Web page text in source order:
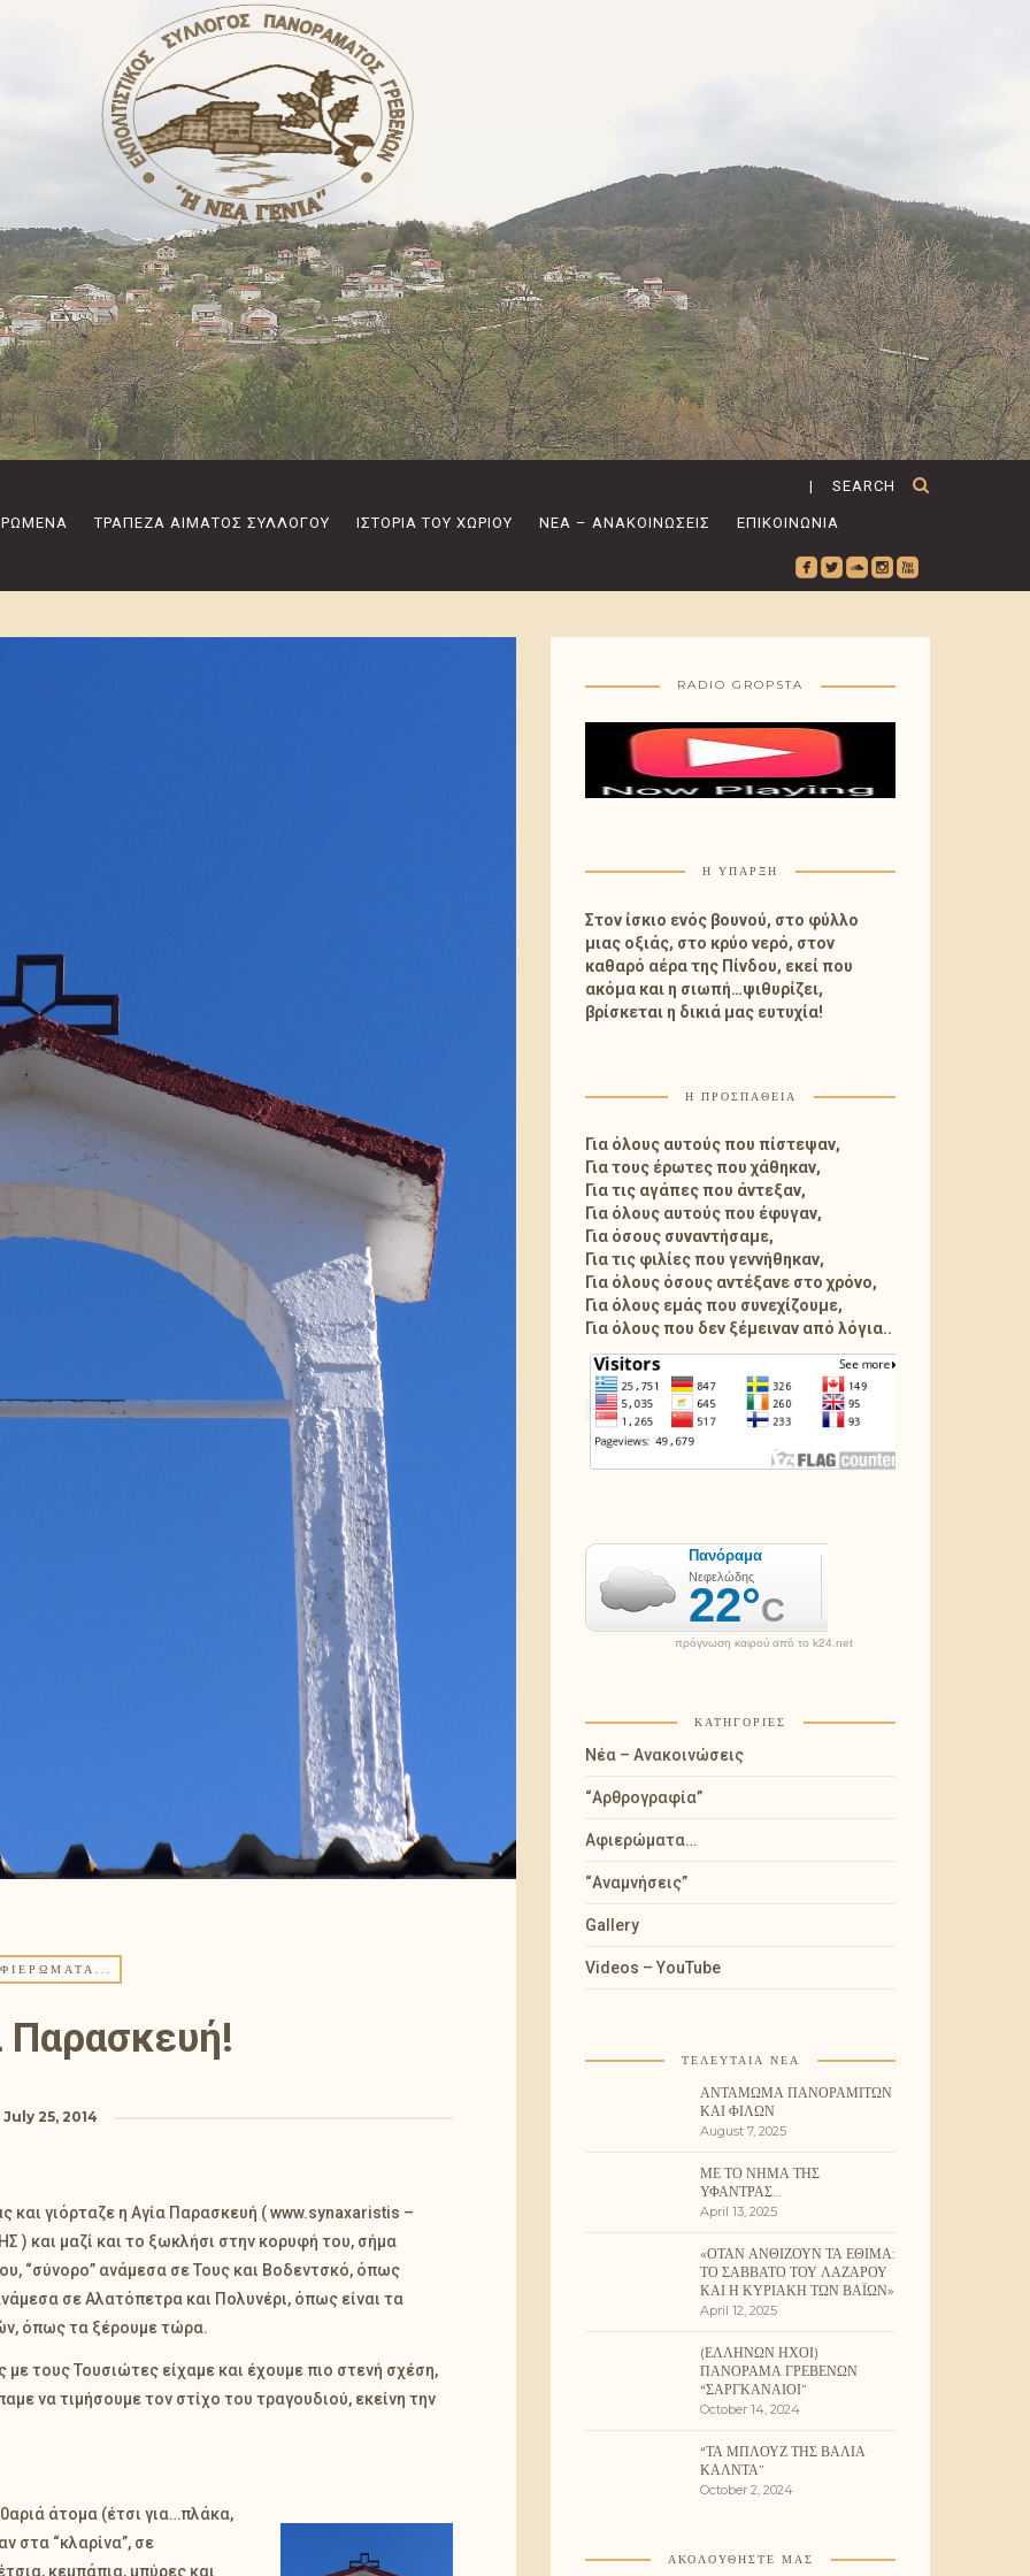
| SEARCH
ΤΡΆΠΕΖΑ ΑΊΜΑΤΟΣ ΣΥΛΛΌΓΟΥ ΙΣΤΟΡΊΑ ΤΟΥ ΧΩΡΙΟΎ ΝΈΑ – ΑΝΑΚΟΙΝΏΣΕΙΣ ΕΠΙΚΟΙΝΩΝΊΑ
roundedfacebookroundedtwitterbirdroundedsoundcloudroundedinstagramroundedyoutube
July 25, 2014
και γιόρταζε η Αγία Παρασκευή (www.synaxaristis –
) και μαζί και το ξωκλήσι στην κορυφή του, σήμα
“σύνορο” ανάμεσα σε Τους και Βοδεντσκό, όπως
σε Αλατόπετρα και Πολυνέρι, όπως είναι τα
όπως τα ξέρουμε τώρα.
με τους Τουσιώτες είχαμε και έχουμε πιο στενή σχέση,
να τιμήσουμε τον στίχο του τραγουδιού, εκείνη την
άτομα (έτσι για…πλάκα,
στα “κλαρίνα”, σε
κεμπάπια, μπύρες και
RADIO GROPSTA
Η ΎΠΑΡΞΗ
Στον ίσκιο ενός βουνού, στο φύλλο
μιας οξιάς, στο κρύο νερό, στον
καθαρό αέρα της Πίνδου, εκεί που
ακόμα και η σιωπή…ψιθυρίζει,
βρίσκεται η δικιά μας ευτυχία!
Η ΠΡΟΣΠΑΘΕΙΑ
Για όλους αυτούς που πίστεψαν,
Για τους έρωτες που χάθηκαν,
Για τις αγάπες που άντεξαν,
Για όλους αυτούς που έφυγαν,
Για όσους συναντήσαμε,
Για τις φιλίες που γεννήθηκαν,
Για όλους όσους αντέξανε στο χρόνο,
Για όλους εμάς που συνεχίζουμε,
Για όλους που δεν ξέμειναν από λόγια..
πρόγνωση καιρού από το k24.net
ΚΑΤΗΓΟΡΊΕΣ
Νέα – Ανακοινώσεις
“Αρθρογραφία”
Αφιερώματα…
“Αναμνήσεις”
Gallery
Videos – YouTube
ΤΕΛΕΥΤΑΊΑ ΝΈΑ
ΑΝΤΆΜΩΜΑ ΠΑΝΟΡΑΜΙΤΏΝ
ΚΑΙ ΦΊΛΩΝ
August 7, 2025
ΜΕ ΤΟ ΝΉΜΑ ΤΗΣ
ΥΦΆΝΤΡΑΣ…
April 13, 2025
«ΌΤΑΝ ΑΝΘΊΖΟΥΝ ΤΑ ΈΘΙΜΑ:
ΤΟ ΣΆΒΒΑΤΟ ΤΟΥ ΛΑΖΆΡΟΥ
ΚΑΙ Η ΚΥΡΙΑΚΉ ΤΩΝ ΒΑΪ́ΩΝ»
April 12, 2025
(ΕΛΛΉΝΩΝ ΉΧΟΙ)
ΠΑΝΌΡΑΜΑ ΓΡΕΒΕΝΏΝ
“ΣΑΡΓΚΑΝΑΊΟΙ”
October 14, 2024
“ΤΑ ΜΠΛΟΥΖ ΤΗΣ ΒΆΛΙΑ
ΚΆΛΝΤΑ”
October 2, 2024
ΑΚΟΛΟΥΘΉΣΤΕ ΜΑΣ